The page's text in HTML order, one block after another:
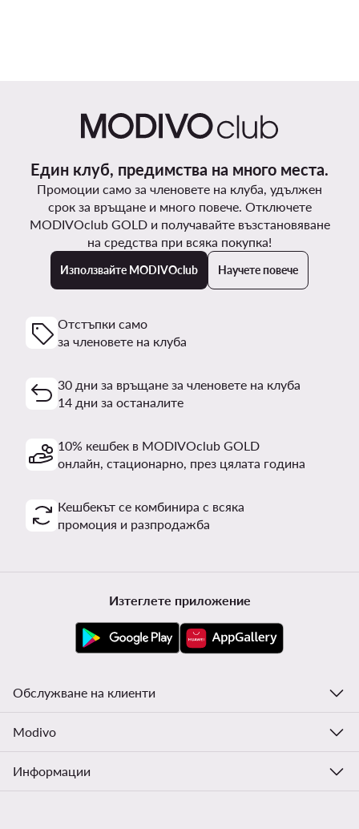
Един клуб, предимства на много места.
Промоции само за членовете на клуба, удължен
срок за връщане и много повече. Отключете
MODIVOclub GOLD и получавайте възстановяване
на средства при всяка покупка!
Използвайте MODIVOclub Научете повече
Отстъпки само
за членовете на клуба
30 дни за връщане за членовете на клуба
14 дни за останалите
10% кешбек в MODIVOclub GOLD
онлайн, стационарно, през цялата година
Кешбекът се комбинира с всяка
промоция и разпродажба
Изтеглете приложение
Обслужване на клиенти
Modivo
Информации